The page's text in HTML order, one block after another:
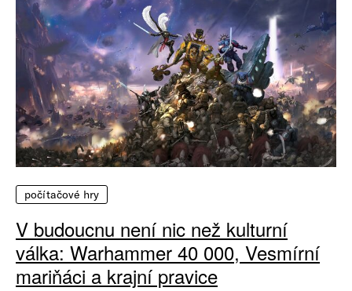
počítačové hry
V budoucnu není nic než kulturní
válka: Warhammer 40 000, Vesmírní
mariňáci a krajní pravice